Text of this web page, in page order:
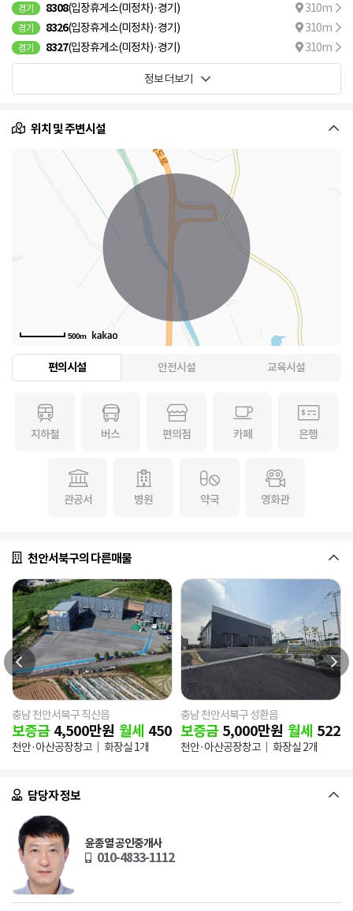
경기 8308(입장휴게소(미정차)·경기) 310m
경기 8326(입장휴게소(미정차)·경기) 310m
경기 8327(입장휴게소(미정차)·경기) 310m
정보 더보기
위치 및 주변시설
500m
편의시설 안전시설 교육시설
지하철 버스 편의점 카페 은행
관공서 병원 약국 영화관
천안서북구의 다른매물
만원
충남 천안서북구 직산읍
보증금 4,500만원 월세 450 만원
천안·아산공장창고 화장실 1개
충남 천안서북구 성환읍
보증금 5,000만원 월세 522
천안·아산공장창고 화장실 2개
담당자 정보
윤종열 공인중개사
010-4833-1112